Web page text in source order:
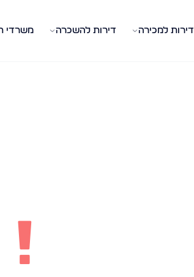
דירות למכירה דירות להשכרה משרדי
!